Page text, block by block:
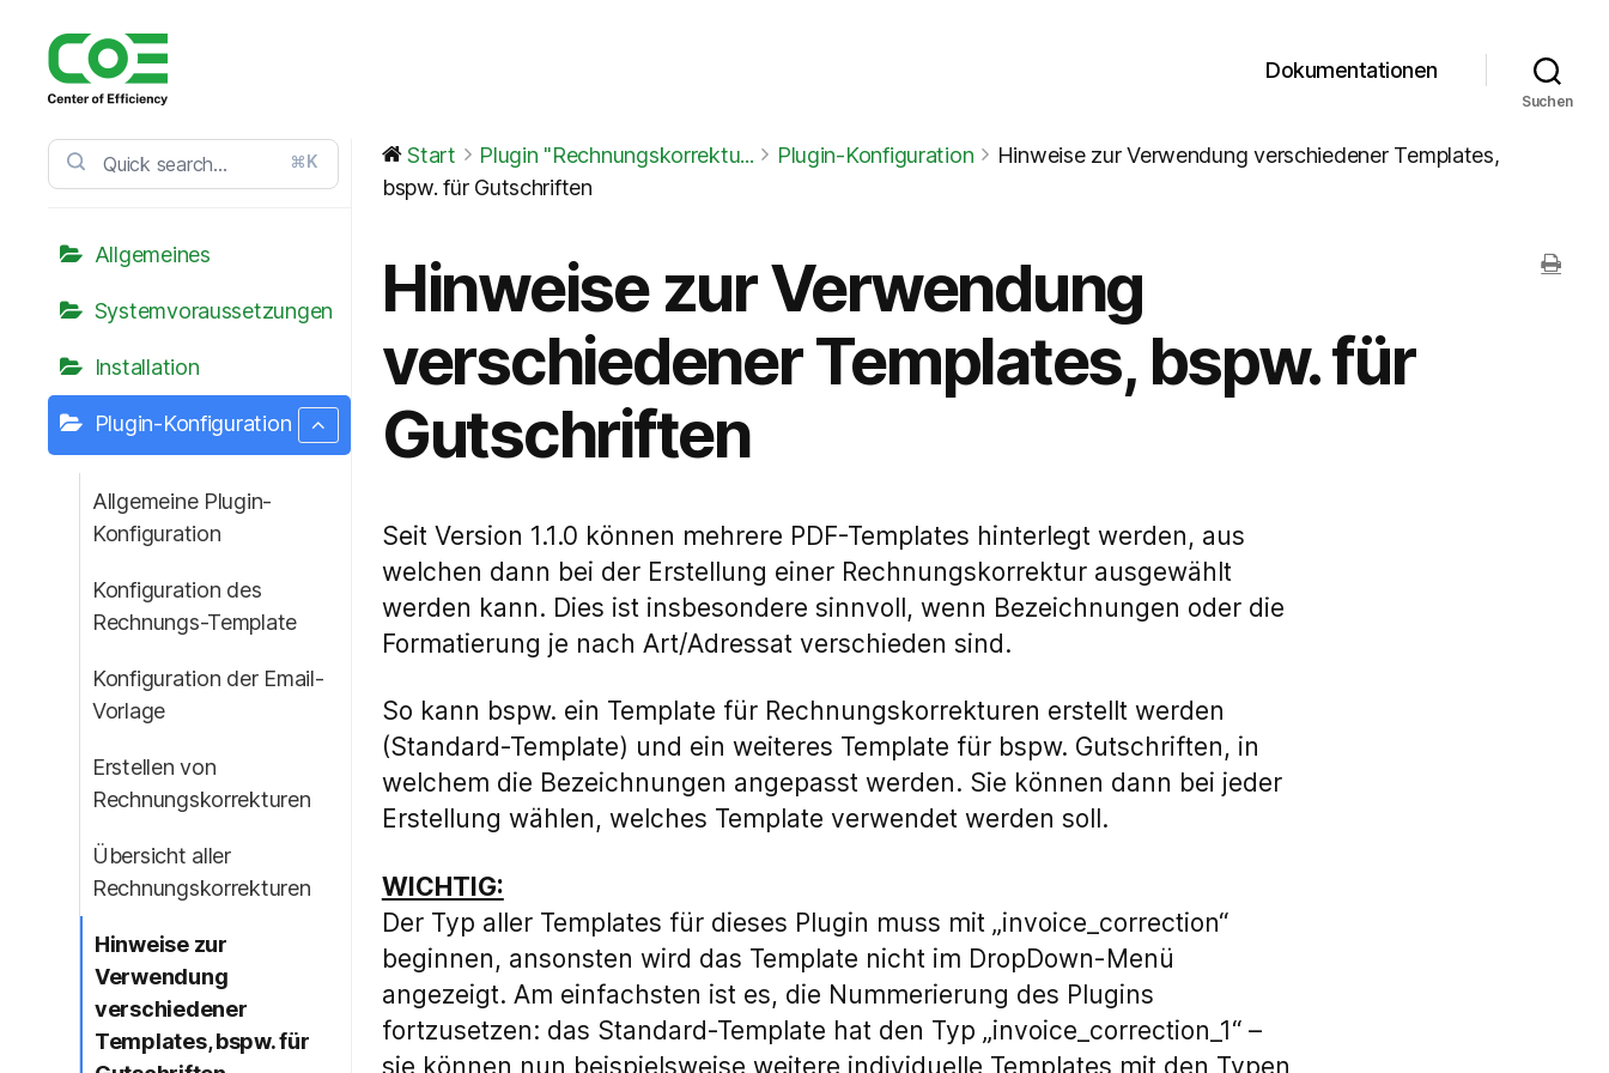
Service
Center
Dokumentationen
Suchen
⌘K
Allgemeines
Systemvoraussetzungen
Installation
Plugin-Konfiguration
Allgemeine Plugin-
Konfiguration
Konfiguration des
Rechnungs-Template
Konfiguration der Email-
Vorlage
Erstellen von
Rechnungskorrekturen
Übersicht aller
Rechnungskorrekturen
Hinweise zur
Verwendung
verschiedener
Templates, bspw. für
Start Plugin "Rechnungskorrektu... Plugin-Konfiguration
Hinweise zur Verwendung verschiedener Templates,
bspw. für Gutschriften
Hinweise zur Verwendung
verschiedener Templates, bspw. für
Gutschriften
Seit Version 1.1.0 können mehrere PDF-Templates hinterlegt werden, aus
welchen dann bei der Erstellung einer Rechnungskorrektur ausgewählt
werden kann. Dies ist insbesondere sinnvoll, wenn Bezeichnungen oder die
Formatierung je nach Art/Adressat verschieden sind.
So kann bspw. ein Template für Rechnungskorrekturen erstellt werden
(Standard-Template) und ein weiteres Template für bspw. Gutschriften, in
welchem die Bezeichnungen angepasst werden. Sie können dann bei jeder
Erstellung wählen, welches Template verwendet werden soll.
WICHTIG:
Der Typ aller Templates für dieses Plugin muss mit „invoice_correction“
beginnen, ansonsten wird das Template nicht im DropDown-Menü
angezeigt. Am einfachsten ist es, die Nummerierung des Plugins
fortzusetzen: das Standard-Template hat den Typ „invoice_correction_1“ –
sie können nun beispielsweise weitere individuelle Templates mit den Typen